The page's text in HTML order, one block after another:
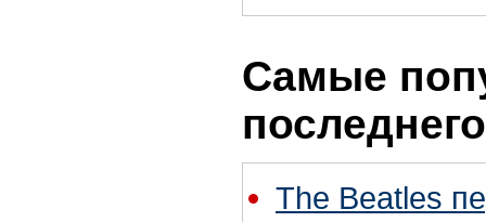
Самые
The Beatles